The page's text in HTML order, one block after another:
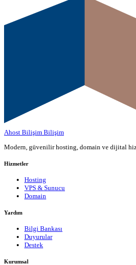
Ahost Bilişim Bilişim
Modern, güvenilir hosting, domain ve dijital
Hizmetler
Hosting
VPS & Sunucu
Domain
Yardım
Bilgi Bankası
Duyurular
Destek
Kurumsal